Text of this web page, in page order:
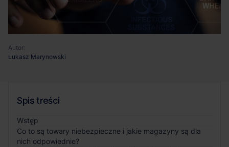
Autor:
Łukasz Marynowski
Spis treści
Wstęp
Co to są towary niebezpieczne i jakie magazyny są dla
nich odpowiednie?